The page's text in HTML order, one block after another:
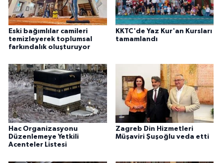
Eski bağımlılar camileri
temizleyerek toplumsal
farkındalık oluşturuyor
KKTC'de Yaz Kur'an Kursları
tamamlandı
Hac Organizasyonu
Düzenlemeye Yetkili
Acenteler Listesi
Zagreb Din Hizmetleri
Müşaviri Şuşoğlu veda etti